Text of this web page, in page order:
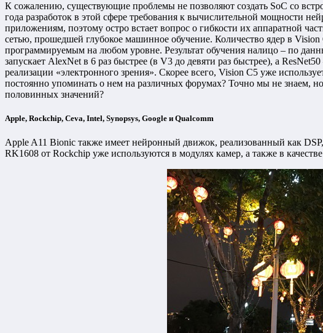
К сожалению, существующие проблемы не позволяют создать SoC со
года разработок в этой сфере требования к вычислительной мощности
приложениям, поэтому остро встает вопрос о гибкости их аппаратной
сетью, прошедшей глубокое машинное обучение. Количество ядер в
программируемым на любом уровне. Результат обучения налицо – по
запускает AlexNet в 6 раз быстрее (в V3 до девяти раз быстрее), а
реализации «электронного зрения». Скорее всего, Vision C5 уже
постоянно упоминать о нем на различных форумах? Точно мы не знаем,
половинных значений?
Apple, Rockchip, Ceva, Intel, Synopsys, Google и Qualcomm
Apple A11 Bionic также имеет нейронный движок, реализованный как
RK1608 от Rockchip уже используются в модулях камер, а также в